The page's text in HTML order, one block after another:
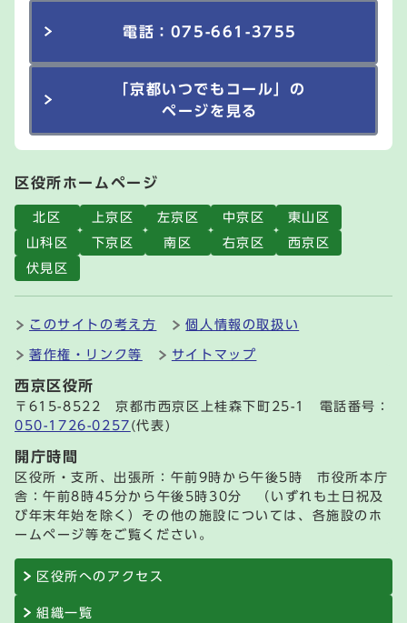
電話：075-661-3755
「京都いつでもコール」の
ページを見る
区役所ホームページ
北区 上京区 左京区 中京区
東山区
山科区
下京区 南区 右京区
西京区
伏見区
このサイトの考え方 個人情報の取扱い
著作権・リンク等 サイトマップ
西京区役所
〒615-8522 京都市西京区上桂森下町25-1 電話番号：
050-1726-0257 (代表)
開庁時間
区役所・支所、出張所：午前9時から午後5時 市役所本庁
舎：午前8時45分から午後5時30分 （いずれも土日祝及
び年末年始を除く）その他の施設については、各施設のホ
ームページ等をご覧ください。
区役所へのアクセス
組織一覧